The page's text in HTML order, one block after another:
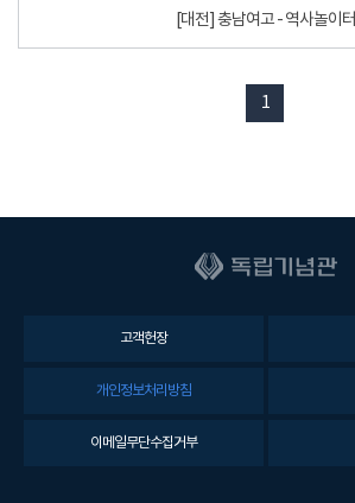
[대전] 충남여고 - 역사놀이터
1
고객헌장
개인정보처리방침
이메일무단수집거부